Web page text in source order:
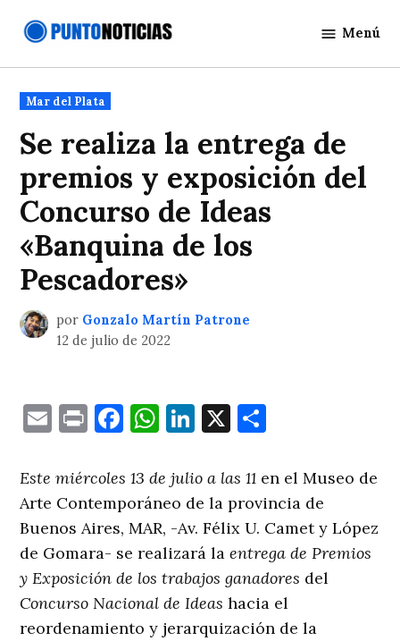
Noticias
Menú
Publicado
en
Mar del Plata
Se realiza la entrega de
premios y exposición del
Concurso de Ideas
«Banquina de los
Pescadores»
por Gonzalo Martín Patrone
12 de julio de 2022
EmailPrintFacebook
WhatsApp
LinkedIn
X
Este miércoles 13 de julio a las 11 en el Museo de
Arte Contemporáneo de la provincia de
Buenos Aires, MAR, -Av. Félix U. Camet y López
de Gomara- se realizará laentrega de Premios
y Exposición de los trabajos ganadores del
Concurso Nacional de Ideas hacia el
reordenamiento y jerarquización de la